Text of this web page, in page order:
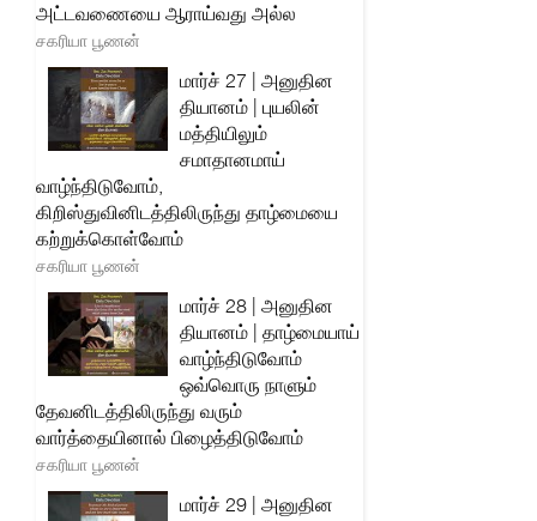
அட்டவணையை ஆராய்வது அல்ல
சகரியா பூணன்
மார்ச் 27 | அனுதின
தியானம் | புயலின்
மத்தியிலும்
சமாதானமாய்
வாழ்ந்திடுவோம்,
கிறிஸ்துவினிடத்திலிருந்து தாழ்மையை
கற்றுக்கொள்வோம்
சகரியா பூணன்
மார்ச் 28 | அனுதின
தியானம் | தாழ்மையாய்
வாழ்ந்திடுவோம்
ஒவ்வொரு நாளும்
தேவனிடத்திலிருந்து வரும்
வார்த்தையினால் பிழைத்திடுவோம்
சகரியா பூணன்
மார்ச் 29 | அனுதின